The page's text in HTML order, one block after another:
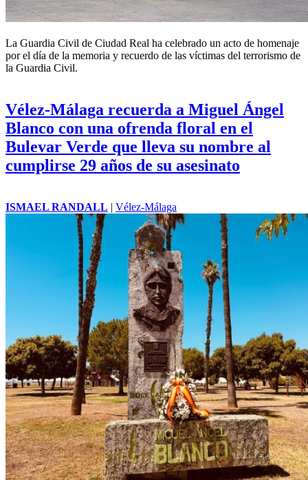
La Guardia Civil de Ciudad Real ha celebrado un acto de homenaje
por el día de la memoria y recuerdo de las víctimas del terrorismo de
la Guardia Civil.
Vélez-Málaga recuerda a Miguel Ángel
Blanco con una ofrenda floral en el
Bulevar Verde que lleva su nombre al
cumplirse 29 años de su asesinato
ISMAEL RANDALL | Vélez-Málaga